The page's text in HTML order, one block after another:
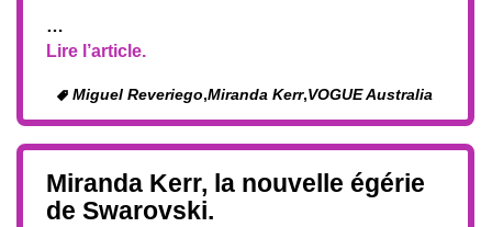
…
Lire l’article.
Miguel Reveriego,Miranda Kerr,VOGUE Australia
Miranda Kerr, la nouvelle égérie
de Swarovski.